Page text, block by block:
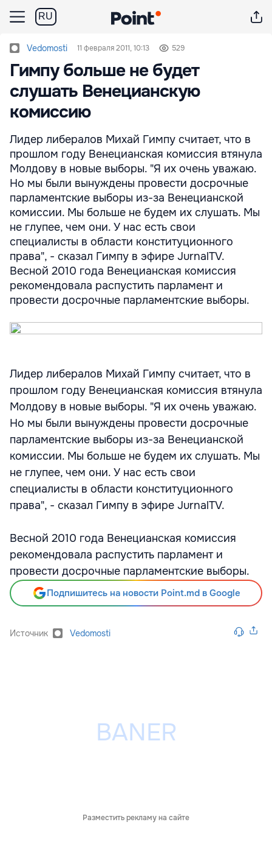
RU
Vedomosti 11 февраля 2011, 10:13 529
Гимпу больше не будет
слушать Венецианскую
комиссию
Лидер либералов Михай Гимпу считает, что в
прошлом году Венецианская комиссия втянула
Молдову в новые выборы. "Я их очень уважаю.
Но мы были вынуждены провести досрочные
парламентские выборы из-за Венецианской
комиссии. Мы больше не будем их слушать. Мы
не глупее, чем они. У нас есть свои
специалисты в области конституционного
права", - сказал Гимпу в эфире JurnalTV.
Весной 2010 года Венецианская комиссия
рекомендовала распустить парламент и
провести досрочные парламентские выборы.
Лидер либералов Михай Гимпу считает, что в
прошлом году Венецианская комиссия втянула
Молдову в новые выборы. "Я их очень уважаю.
Но мы были вынуждены провести досрочные
парламентские выборы из-за Венецианской
комиссии. Мы больше не будем их слушать. Мы
не глупее, чем они. У нас есть свои
специалисты в области конституционного
права", - сказал Гимпу в эфире JurnalTV.
Весной 2010 года Венецианская комиссия
рекомендовала распустить парламент и
провести досрочные парламентские выборы.
Подпишитесь на новости Point.md в Google
Источник Vedomosti
Разместить рекламу на сайте